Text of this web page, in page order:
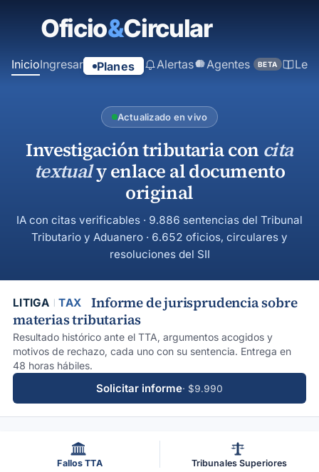
principal
InicioIngresar Planes Alertas Agentes BETA
Actualizado en vivo
Investigación tributaria con cita
textualy enlace al documento
original
IA con citas verificables · 9.886 sentencias del Tribunal
Tributario y Aduanero · 6.652 oficios, circulares y
resoluciones del SII
LITIGA TAX
Informe de jurisprudencia sobre
materias tributarias
Resultado histórico ante el TTA, argumentos acogidos y
motivos de rechazo, cada uno con su sentencia. Entrega en
48 horas hábiles.
Solicitar informe· $9.990
Fallos TTA Tribunales Superiores